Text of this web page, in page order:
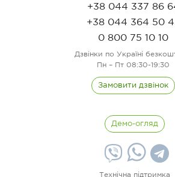
+38 044 337 86
+38 044 364 50
0 800 75 10 10
Дзвінки по Україні
Пн – Пт 08:30-19:30
Замовити дзвінок
Технічна підтримка
Демо-огляд